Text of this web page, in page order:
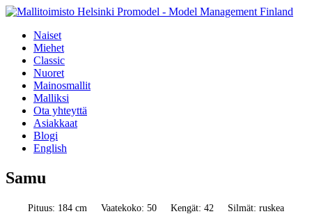
Naiset
Miehet
Classic
Nuoret
Mainosmallit
Malliksi
Ota yhteyttä
Asiakkaat
Blogi
English
Samu
Pituus: 184 cm Vaatekoko: 50 Kengät: 42
Silmät: ruskea